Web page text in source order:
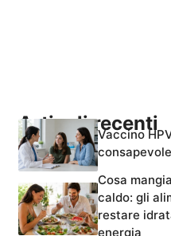
Articoli recenti
Vaccino
Cosa
caldo: gli
restare
energia